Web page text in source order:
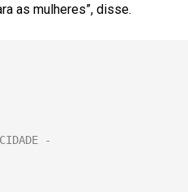
as mulheres”, disse.